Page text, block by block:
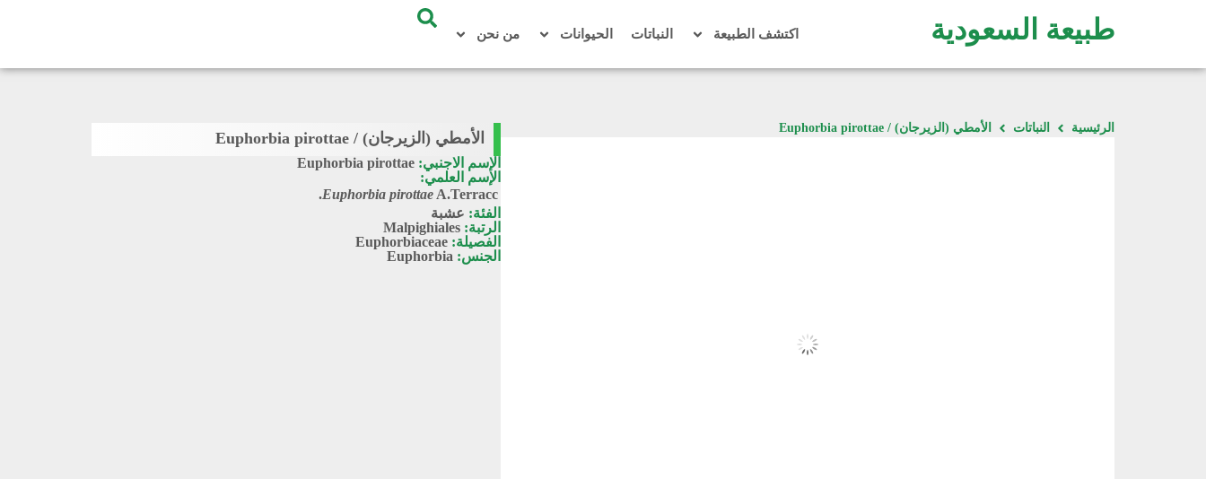
طبيعة السعودية اكتشف الطبيعة النباتات الحيوانات من نحن
الرئيسية النباتات الأمطي (الزيرجان) / Euphorbia pirottae
الأمطي (الزيرجان) / Euphorbia pirottae
الإسم الاجنبي: Euphorbia pirottae
الإسم العلمي:
Euphorbia pirottae A.Terracc.
الفئة: عشبة
الرتبة: Malpighiales
الفصيلة: Euphorbiaceae
الجنس: Euphorbia